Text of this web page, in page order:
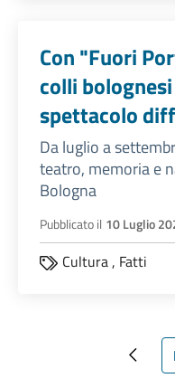
Con "Fuori
colli
spettacolo
Da luglio a
teatro, memoria e
Bologna
Pubblicato il 10 Luglio
Cultura, Fatti